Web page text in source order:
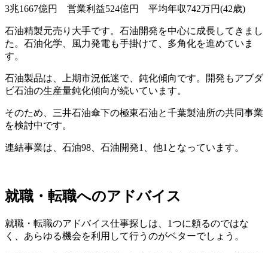
3兆1667億円 営業利益524億円 平均年収742万円(42歳)
石油精製元売り大手です。石油開発を中心に成長してきまし
た。石油化学、風力発電も手掛けて、多角化を進めていま
す。
石油製品は、上期市況低迷で、鈍化傾向です。開発もアブダ
ビ石油の生産量鈍化傾向が続いています。
そのため、三井石油傘下の極東石油と千葉製油所の共同事業
を検討中です。
連結事業は、石油98、石油開発1、他1となっています。
就職・転職へのアドバイス
就職・転職のアドバイス仕事探しは、1つに頼るのではな
く、あらゆる機会を利用して行うのがベターでしょう。